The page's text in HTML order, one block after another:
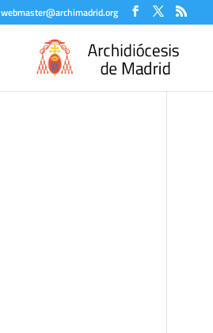
webmaster@archimadrid.org